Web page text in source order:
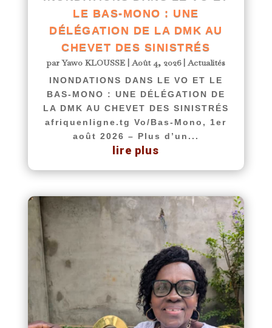
LE BAS-MONO : UNE
DÉLÉGATION DE LA DMK AU
CHEVET DES SINISTRÉS
parYawo KLOUSSE |Août 4, 2026|Actualités
INONDATIONS DANS LE VO ET LE
BAS-MONO : UNE DÉLÉGATION DE
LA DMK AU CHEVET DES SINISTRÉS
afriquenligne.tg Vo/Bas-Mono, 1er
août 2026 – Plus d’un...
lire plus